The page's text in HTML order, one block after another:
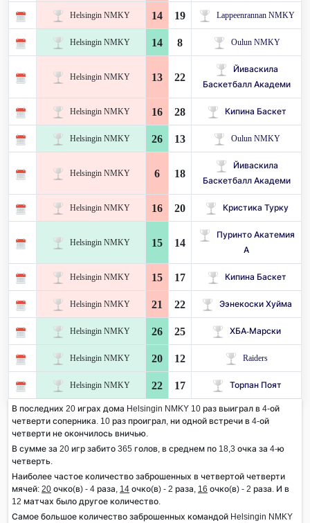
Helsingin NMKY 14 19 Lappeenrannan NMKY
Helsingin NMKY 14 8 Oulun NMKY
Helsingin NMKY 13 22
Йиваскила
Баскетбалл Академи
Helsingin NMKY 16 28 Кипина Баскет
Helsingin NMKY 26 13 Oulun NMKY
Helsingin NMKY 6 18
Йиваскила
Баскетбалл Академи
Helsingin NMKY 16 20 Кристика Турку
Helsingin NMKY 15 14
Пуринто Акатемия
А
Helsingin NMKY 15 17 Кипина Баскет
Helsingin NMKY 21 22 Ээнекоски Хуйма
Helsingin NMKY 26 25 ХБА-Марски
Helsingin NMKY 20 12 Raiders
Helsingin NMKY 22 17 Торпан Поят
В последних 20 играх дома Helsingin NMKY 10 раз выиграл в 4-ой
четверти соперника. 10 раз проиграл, ни одной встречи в 4-ой
четверти не окончилось вничью.
В сумме за 20 игр забито 365 голов, в среднем по 18,3 очка за 4-ю
четверть.
Наиболее частое количество заброшенных в четвертой четверти
мячей: 20 очко(в) - 4 раза, 14 очко(в) - 2 раза, 16 очко(в) - 2 раза. И в
12 матчах было другое количество.
Самое большое количество заброшенных командой Helsingin NMKY